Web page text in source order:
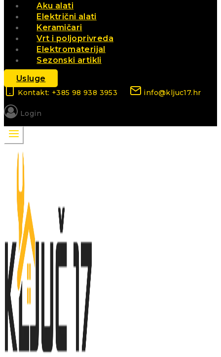
Aku alati
Električni alati
Keramičari
Vrt i poljoprivreda
Elektromaterijal
Sezonski artikli
Usluge
Kontakt: +385 98 938 3953 info@kljuc17.hr
Login